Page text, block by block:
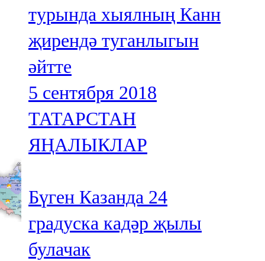
турында хыялның Канн
җирендә туганлыгын
әйтте
5 сентября 2018
ТАТАРСТАН
ЯҢАЛЫКЛАР
Бүген Казанда 24
градуска кадәр җылы
булачак